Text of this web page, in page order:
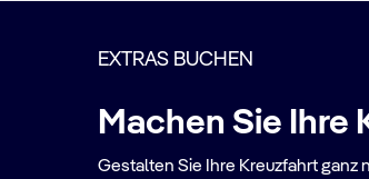
EXTRAS BUCHEN
Machen Sie Ihre
Gestalten Sie Ihre Kreuzfahrt ganz